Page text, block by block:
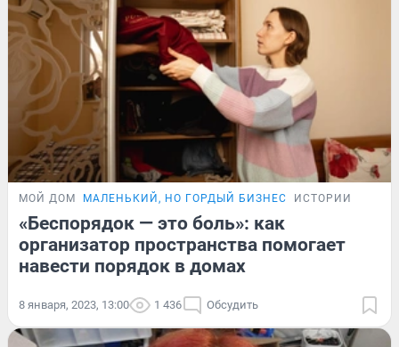
МОЙ ДОМ МАЛЕНЬКИЙ, НО ГОРДЫЙ БИЗНЕС ИСТОРИИ
«Беспорядок — это боль»: как
организатор пространства помогает
навести порядок в домах
8 января, 2023, 13:00 1 436 Обсудить